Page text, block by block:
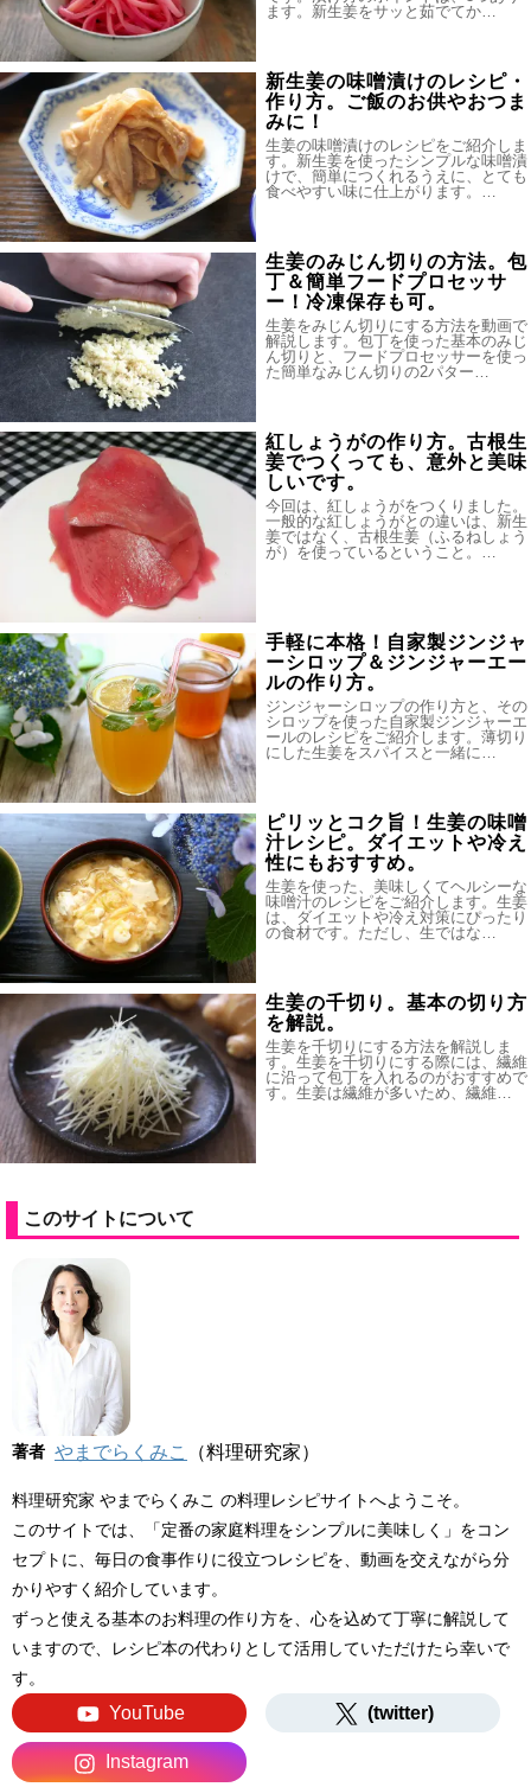
ます。新生姜をサッと茹でてか…
新生姜の味噌漬けのレシピ・
作り方。ご飯のお供やおつま
みに！
生姜の味噌漬けのレシピをご紹介しま
す。新生姜を使ったシンプルな味噌漬
けで、簡単につくれるうえに、とても
食べやすい味に仕上がります。…
生姜のみじん切りの方法。包
丁＆簡単フードプロセッサ
ー！冷凍保存も可。
生姜をみじん切りにする方法を動画で
解説します。包丁を使った基本のみじ
ん切りと、フードプロセッサーを使っ
た簡単なみじん切りの2パター…
紅しょうがの作り方。古根生
姜でつくっても、意外と美味
しいです。
今回は、紅しょうがをつくりました。
一般的な紅しょうがとの違いは、新生
姜ではなく、古根生姜（ふるねしょう
が）を使っているということ。…
手軽に本格！自家製ジンジャ
ーシロップ＆ジンジャーエー
ルの作り方。
ジンジャーシロップの作り方と、その
シロップを使った自家製ジンジャーエ
ールのレシピをご紹介します。薄切り
にした生姜をスパイスと一緒に…
ピリッとコク旨！生姜の味噌
汁レシピ。ダイエットや冷え
性にもおすすめ。
生姜を使った、美味しくてヘルシーな
味噌汁のレシピをご紹介します。生姜
は、ダイエットや冷え対策にぴったり
の食材です。ただし、生ではな…
生姜の千切り。基本の切り方
を解説。
生姜を千切りにする方法を解説しま
す。生姜を千切りにする際には、繊維
に沿って包丁を入れるのがおすすめで
す。生姜は繊維が多いため、繊維…
このサイトについて
著者 やまでらくみこ （料理研究家）
料理研究家 やまでらくみこ の料理レシピサイトへようこそ。
このサイトでは、「定番の家庭料理をシンプルに美味しく」をコン
セプトに、毎日の食事作りに役立つレシピを、動画を交えながら分
かりやすく紹介しています。
ずっと使える基本のお料理の作り方を、心を込めて丁寧に解説して
いますので、レシピ本の代わりとして活用していただけたら幸いで
す。
YouTube (twitter)
Instagram